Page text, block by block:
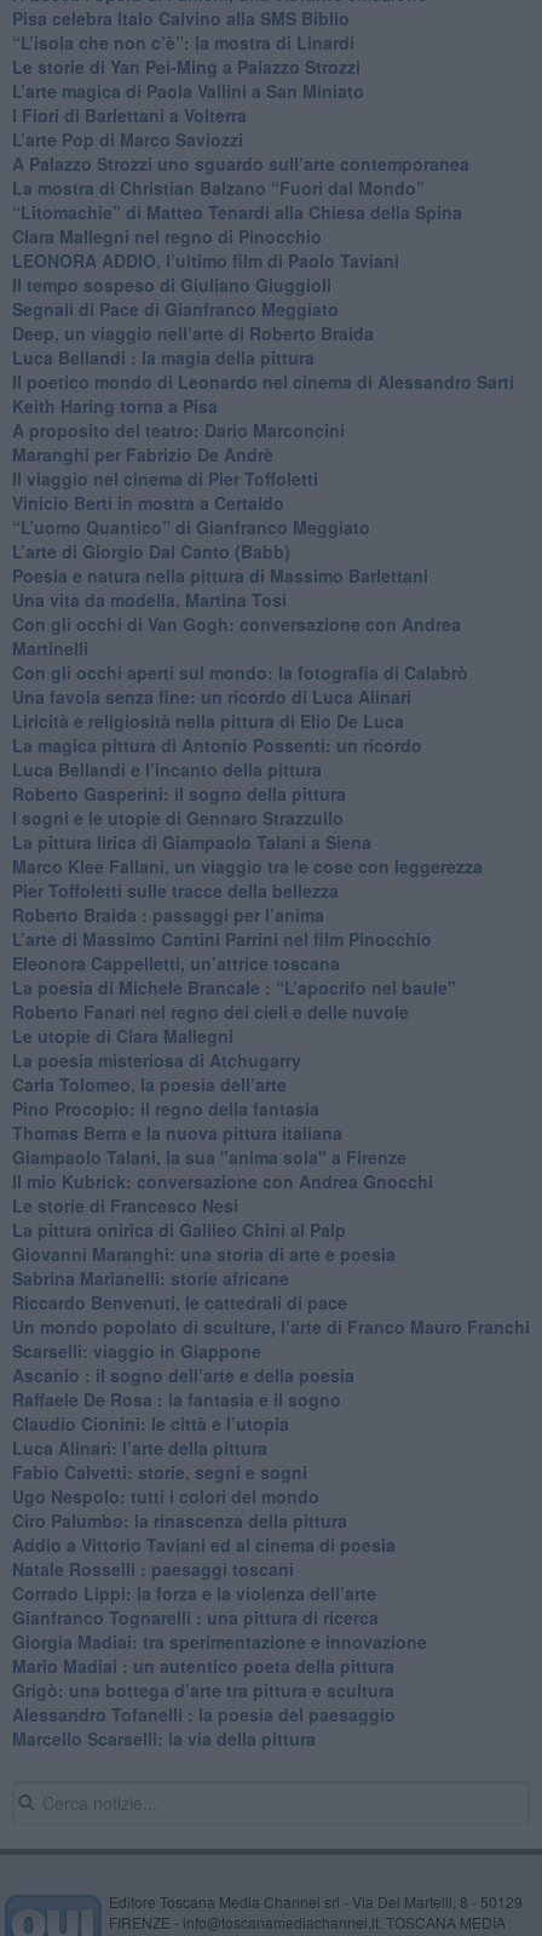
Pisa celebra Italo Calvino alla SMS Biblio
“L’isola che non c’è”: la mostra di Linardi
​Le storie di Yan Pei-Ming a Palazzo Strozzi
​L’arte magica di Paola Vallini a San Miniato
​I Fiori di Barlettani a Volterra
​L’arte Pop di Marco Saviozzi
​A Palazzo Strozzi uno sguardo sull’arte contemporanea
La mostra di Christian Balzano “Fuori dal Mondo”
​“Litomachie” di Matteo Tenardi alla Chiesa della Spina
​Clara Mallegni nel regno di Pinocchio
​LEONORA ADDIO, l’ultimo film di Paolo Taviani
Il tempo sospeso di Giuliano Giuggioli
Segnali di Pace di Gianfranco Meggiato
​Deep, un viaggio nell’arte di Roberto Braida
​Luca Bellandi : la magia della pittura
​Il poetico mondo di Leonardo nel cinema di Alessandro Sarti
​Keith Haring torna a Pisa
​A proposito del teatro: Dario Marconcini
Maranghi per Fabrizio De Andrè
​Il viaggio nel cinema di Pier Toffoletti
Vinicio Berti in mostra a Certaldo
“L’uomo Quantico” di Gianfranco Meggiato
​L’arte di Giorgio Dal Canto (Babb)
Poesia e natura nella pittura di Massimo Barlettani
Una vita da modella, Martina Tosi
​Con gli occhi di Van Gogh: conversazione con Andrea
Martinelli
​Con gli occhi aperti sul mondo: la fotografia di Calabrò
Una favola senza fine: un ricordo di Luca Alinari
Liricità e religiosità nella pittura di Elio De Luca
La magica pittura di Antonio Possenti: un ricordo
Luca Bellandi e l’incanto della pittura
​Roberto Gasperini: il sogno della pittura
I sogni e le utopie di Gennaro Strazzullo
La pittura lirica di Giampaolo Talani a Siena
​Marco Klee Fallani, un viaggio tra le cose con leggerezza
​Pier Toffoletti sulle tracce della bellezza
​Roberto Braida : passaggi per l’anima
​L’arte di Massimo Cantini Parrini nel film Pinocchio
Eleonora Cappelletti, un’attrice toscana
​La poesia di Michele Brancale : “L’apocrifo nel baule"
Roberto Fanari nel regno dei cieli e delle nuvole
Le utopie di Clara Mallegni
​La poesia misteriosa di Atchugarry
Carla Tolomeo, la poesia dell’arte
Pino Procopio: il regno della fantasia
Thomas Berra e la nuova pittura italiana
Giampaolo Talani, la sua "anima sola" a Firenze
Il mio Kubrick: conversazione con Andrea Gnocchi
Le storie di Francesco Nesi
​La pittura onirica di Galileo Chini al Palp
​Giovanni Maranghi: una storia di arte e poesia
Sabrina Marianelli: storie africane
​Riccardo Benvenuti, le cattedrali di pace
​Un mondo popolato di sculture, l’arte di Franco Mauro Franchi
​Scarselli: viaggio in Giappone
​Ascanio : il sogno dell’arte e della poesia
Raffaele De Rosa : la fantasia e il sogno
​Claudio Cionini: le città e l’utopia
Luca Alinari: l’arte della pittura
​Fabio Calvetti: storie, segni e sogni
Ugo Nespolo: tutti i colori del mondo
​Ciro Palumbo: la rinascenza della pittura
​Addio a Vittorio Taviani ed al cinema di poesia
​Natale Rosselli : paesaggi toscani
​Corrado Lippi: la forza e la violenza dell’arte
Gianfranco Tognarelli : una pittura di ricerca
Giorgia Madiai: tra sperimentazione e innovazione
Mario Madiai : un autentico poeta della pittura
Grigò: una bottega d’arte tra pittura e scultura
Alessandro Tofanelli : la poesia del paesaggio
​Marcello Scarselli: la via della pittura
Editore Toscana Media Channel srl - Via Dei Martelli, 8 - 50129
FIRENZE - info@toscanamediachannel.it. TOSCANA MEDIA